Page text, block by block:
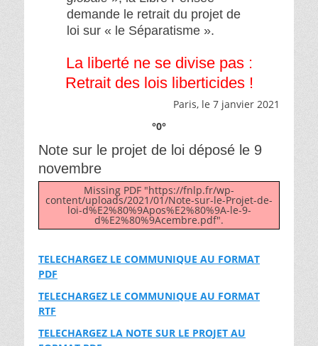
demande le retrait du projet de
loi sur « le Séparatisme ».
La liberté ne se divise pas :
Retrait des lois liberticides !
Paris, le 7 janvier 2021
°0°
Note sur le projet de loi déposé le 9
novembre
Missing PDF "https://fnlp.fr/wp-
content/uploads/2021/01/Note-sur-le-Projet-de-
loi-d%E2%80%9Apos%E2%80%9A-le-9-
d%E2%80%9Acembre.pdf".
TELECHARGEZ LE COMMUNIQUE AU FORMAT
PDF
TELECHARGEZ LE COMMUNIQUE AU FORMAT
RTF
TELECHARGEZ LA NOTE SUR LE PROJET AU